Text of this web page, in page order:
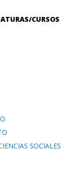
CURSOS
SOCIALES